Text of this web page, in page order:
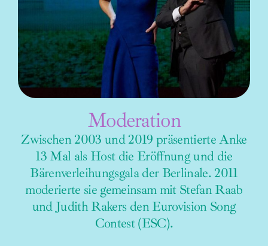
Moderation
Zwischen 2003 und 2019 präsentierte Anke
13 Mal als Host die Eröffnung und die
Bärenverleihungsgala der Berlinale. 2011
moderierte sie gemeinsam mit Stefan Raab
und Judith Rakers den Eurovision Song
Contest (ESC).